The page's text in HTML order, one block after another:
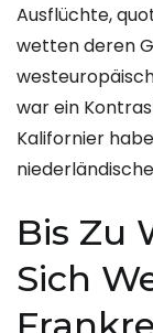
Ausflüchte,
wetten deren
war ein
Kalifornier
Bis Zu
Sich